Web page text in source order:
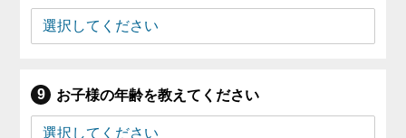
お子様の年齢を教えてください